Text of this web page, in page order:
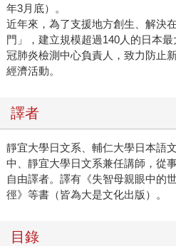
年3月底）。
近年來，為了支援地方創生、解決
門」，建立規模超過140人的日本
冠肺炎檢測中心負責人，致力防止
經濟活動。
譯者
靜宜大學日文系、輔仁大學日本語
中、靜宜大學日文系兼任講師，從
自由譯者。譯有《失智母親眼中的
徑》等書（皆為大是文化出版）。
目錄